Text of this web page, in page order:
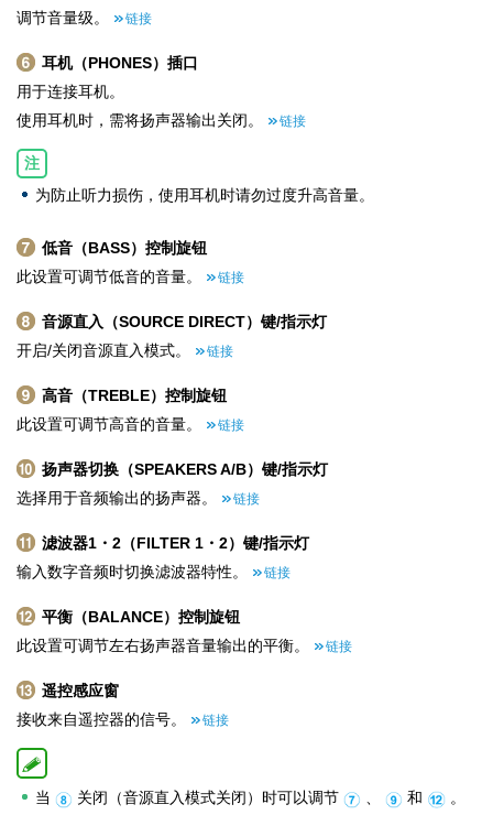
调节音量级。
链接
耳机（PHONES）插口
用于连接耳机。
使用耳机时，需将扬声器输出关闭。
链接
注
为防止听力损伤，使用耳机时请勿过度升高音量。
低音（BASS）控制旋钮
此设置可调节低音的音量。
链接
音源直入（SOURCE DIRECT）键/指示灯
开启/关闭音源直入模式。
链接
高音（TREBLE）控制旋钮
此设置可调节高音的音量。
链接
扬声器切换（SPEAKERS A/B）键/指示灯
选择用于音频输出的扬声器。
链接
滤波器1・2（FILTER 1・2）键/指示灯
输入数字音频时切换滤波器特性。
链接
平衡（BALANCE）控制旋钮
此设置可调节左右扬声器音量输出的平衡。
链接
遥控感应窗
接收来自遥控器的信号。
链接
当 关闭（音源直入模式关闭）时可以调节 、 和 。